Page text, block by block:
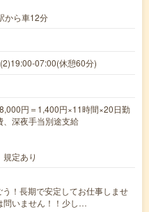
から車12分
07:00(休憩60分)
円＝1,400円×11時間×20日勤
深夜手当別途支給
定あり
！長期で安定してお仕事しませ
問いません！！少し…